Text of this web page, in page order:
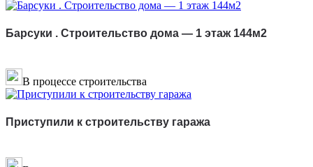
Барсуки . Строительство дома — 1 этаж 144м2
В процессе строительства
Приступили к строительству гаража